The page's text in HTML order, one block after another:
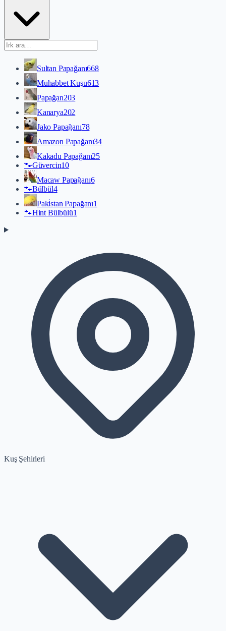
Sultan Papağanı668
Muhabbet Kuşu613
Papağan203
Kanarya202
Jako Papağanı78
Amazon Papağanı34
Kakadu Papağanı25
🐾Güvercin10
Macaw Papağanı6
🐾Bülbül4
Paki̇stan Papağanı1
🐾Hint Bülbülü1
Kuş Şehirleri